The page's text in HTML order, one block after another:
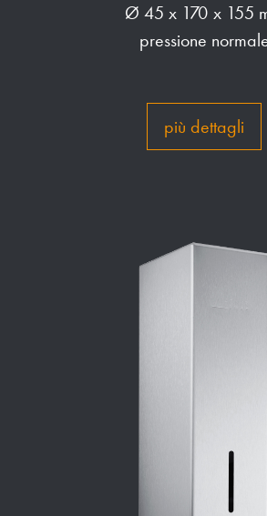
Ø 45 x 170 x 155
pressione
più dettagli